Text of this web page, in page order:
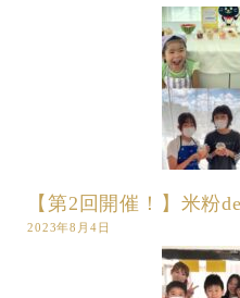
【第2回開催！】米粉
2023年8月4日